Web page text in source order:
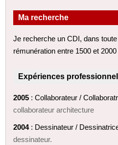
Ma recherche
Je recherche un CDI, dans
rémunération entre 1500 et
Expériences
2005 : Collaborateur /
collaborateur architecture
2004: Dessinateur /
dessinateur.